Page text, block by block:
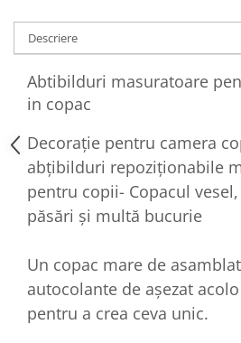
Descriere
Abtibilduri masuratoare
in copac
Decorație pentru camera
abțibilduri repoziționabile
pentru copii- Copacul
păsări și multă bucurie
Un copac mare de
autocolante de așezat
pentru a crea ceva unic.